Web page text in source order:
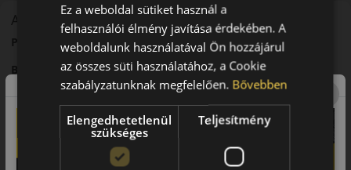
A mintázat
Pirelli P Zero Sport PZ4 – Sportos prémium abroncs
Bevezető
Sport PZ4 egy prémium sportabroncs, amelyet
nagy teljesítményű járművekhez fejlesztettek.
Futófelület és tapadás
Ez a weboldal sütiket használ a
felhasználói élmény javítása érdekében. A
weboldalunk használatával Ön hozzájárul
az összes süti használatához, a Cookie
szabályzatunknak megfelelően. Bővebben
Elengedhetetlenül
szükséges
Teljesítmény